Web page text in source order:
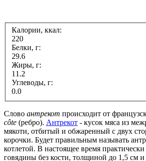
Калории, ккал:
220
Белки, г:
29.6
Жиры, г:
11.2
Углеводы, г:
0.0
Слово антрекот происходит от
côte (ребро). Антрекот - кусок мяса из
мякоти, отбитый и обжаренный с двух
корочки. Будет правильным называть
котлетой. В настоящее время
говядины без кости, толщиной до 1,5 см и